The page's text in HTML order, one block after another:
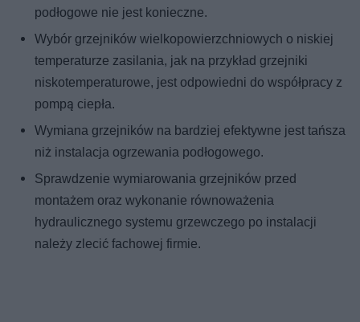
podłogowe nie jest konieczne.
Wybór grzejników wielkopowierzchniowych o niskiej
temperaturze zasilania, jak na przykład grzejniki
niskotemperaturowe, jest odpowiedni do współpracy z
pompą ciepła.
Wymiana grzejników na bardziej efektywne jest tańsza
niż instalacja ogrzewania podłogowego.
Sprawdzenie wymiarowania grzejników przed
montażem oraz wykonanie równoważenia
hydraulicznego systemu grzewczego po instalacji
należy zlecić fachowej firmie.